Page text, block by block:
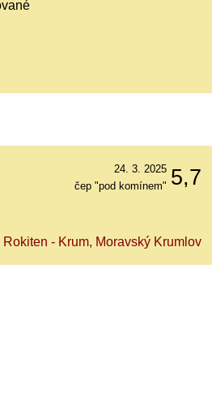
5,7
24. 3. 2025
čep "pod komínem"
Rokiten - Krum, Moravský Krumlov